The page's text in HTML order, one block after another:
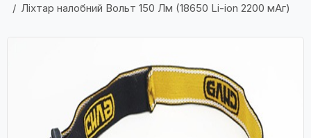
Ліхтар налобний Вольт 150 Лм (18650 Li-ion 2200 мАг)